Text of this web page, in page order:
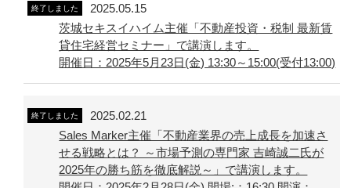
終了しました
2025.05.15
茨城セキスイハイム主催「不動産投資・税制 最新賃
貸住宅経営セミナー」で講演します。
開催日：2025年5月23日(金) 13:30～15:00(受付13:00)
終了しました
2025.02.21
Sales Marker主催「不動産業界の売上成長を加速さ
せる戦略とは？ ～市場予測の専門家 吉崎誠二氏が
2025年の勝ち筋を徹底解説～」で講演します。